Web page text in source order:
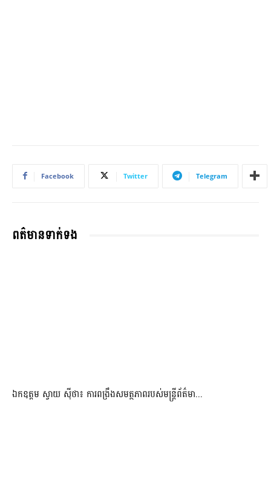
Facebook Twitter Telegram
ពត៌មានទាក់ទង
ឯកឧត្តម ស្វាយ ស៊ីថា៖ ការពង្រឹងសមត្ថភាពរបស់មន្ត្រីព័ត៌មា...